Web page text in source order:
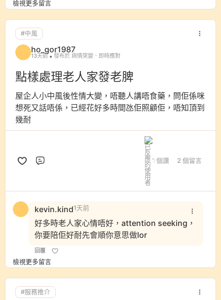
檢視更多留言
#中風
ho_gor1987
13天前 發布於 病情突變．即時應對
點樣處理老人家發老脾
屋企人小中風後性情大變，唔聽人講唔食藥，問佢係咪
想死又話唔係，已經花好多時間氹佢照顧佢，唔知頂到
幾耐
1 個讚 2 個留言
kevin.kind1天前
好多時老人家心情唔好，attention seeking，
你要陪佢好耐先會順你意思做lor
回覆
檢視更多留言
#服務推介